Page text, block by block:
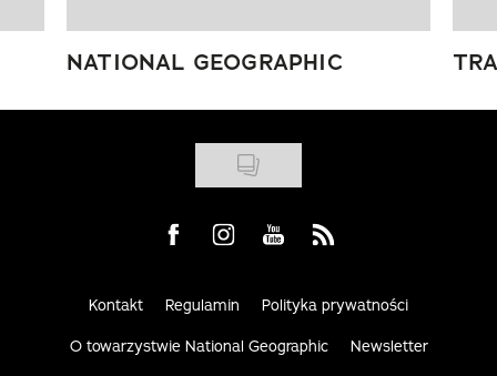
NATIONAL GEOGRAPHIC
Visit us on Facebook
Visit us on Instagram
Visit us on Youtube
Visit us on Rss
Kontakt Regulamin Polityka prywatności
O towarzystwie National Geographic Newsletter